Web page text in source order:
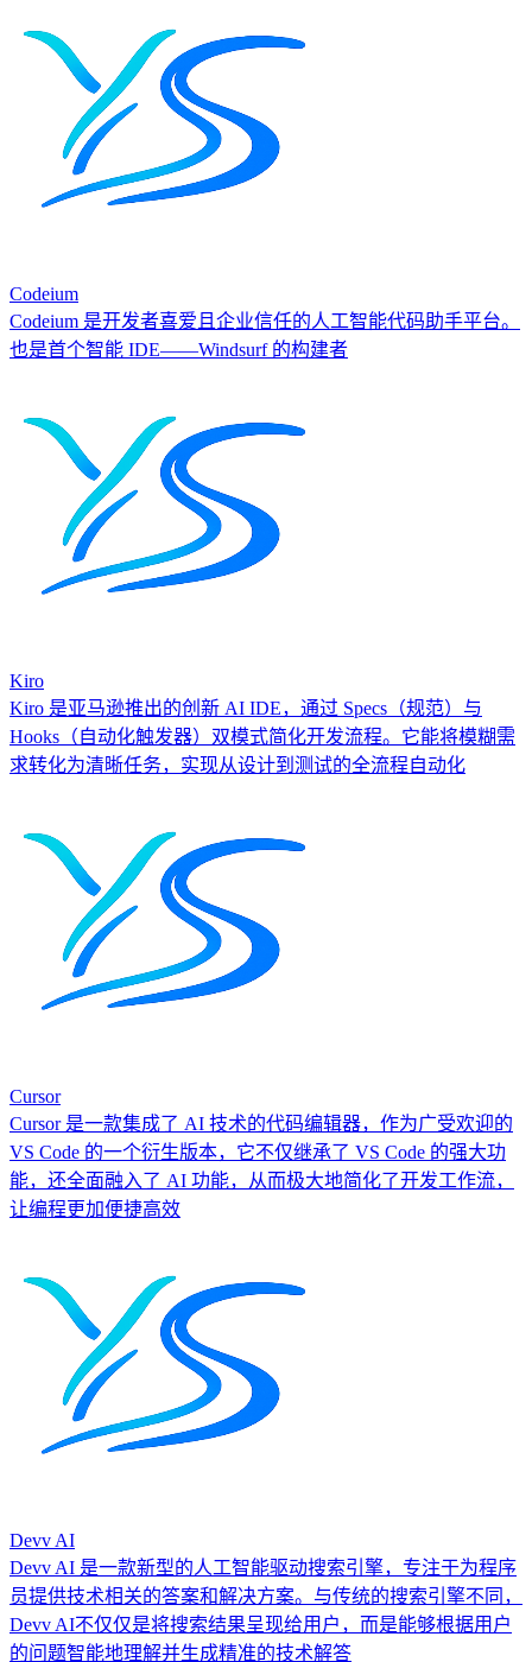
Codeium
Codeium 是开发者喜爱且企业信任的人工智能代码助手平台。
也是首个智能 IDE——Windsurf 的构建者
Kiro
Kiro 是亚马逊推出的创新 AI IDE，通过 Specs（规范）与
Hooks（自动化触发器）双模式简化开发流程。它能将模糊需
求转化为清晰任务，实现从设计到测试的全流程自动化
Cursor
Cursor 是一款集成了 AI 技术的代码编辑器，作为广受欢迎的
VS Code 的一个衍生版本，它不仅继承了 VS Code 的强大功
能，还全面融入了 AI 功能，从而极大地简化了开发工作流，
让编程更加便捷高效
Devv AI
Devv AI 是一款新型的人工智能驱动搜索引擎，专注于为程序
员提供技术相关的答案和解决方案。与传统的搜索引擎不同，
Devv AI不仅仅是将搜索结果呈现给用户，而是能够根据用户
的问题智能地理解并生成精准的技术解答